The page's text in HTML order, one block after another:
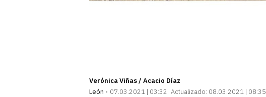
Verónica Viñas / Acacio Díaz
León
07.03.2021 | 03:32 Actualizado: 08.03.2021 | 08:35